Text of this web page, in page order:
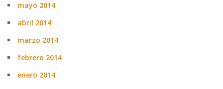
mayo 2014
abril 2014
marzo 2014
febrero 2014
enero 2014